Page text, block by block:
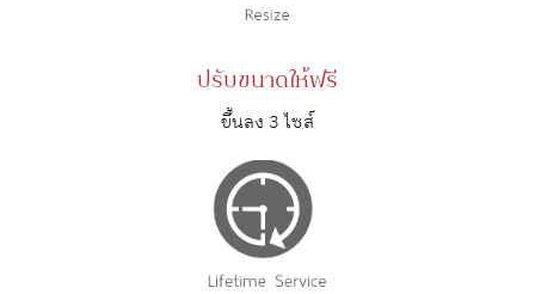
ปรับขนาดให้ฟรี
ขึ้นลง 3 ไซส์